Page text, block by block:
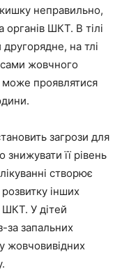
неправильно,
органів ШКТ. В тілі
на тлі
жовчного
може проявлятися
загрози для
її рівень
створює
інших
У дітей
за запальних
жовчовивідних